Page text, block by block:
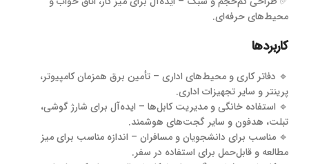
محیط‌های حرفه‌ای.
کاربردها
🔹 دفاتر کاری و محیط‌های اداری – تأمین برق همزمان کامپیوتر،
پرینتر و سایر تجهیزات اداری.
🔹 استفاده خانگی و مدیریت کابل‌ها – ایده‌آل برای شارژ گوشی،
تبلت، هدفون و سایر گجت‌های هوشمند.
🔹 مناسب برای دانشجویان و مسافران – اندازه مناسب برای میز
مطالعه و قابل‌حمل برای استفاده در سفر.